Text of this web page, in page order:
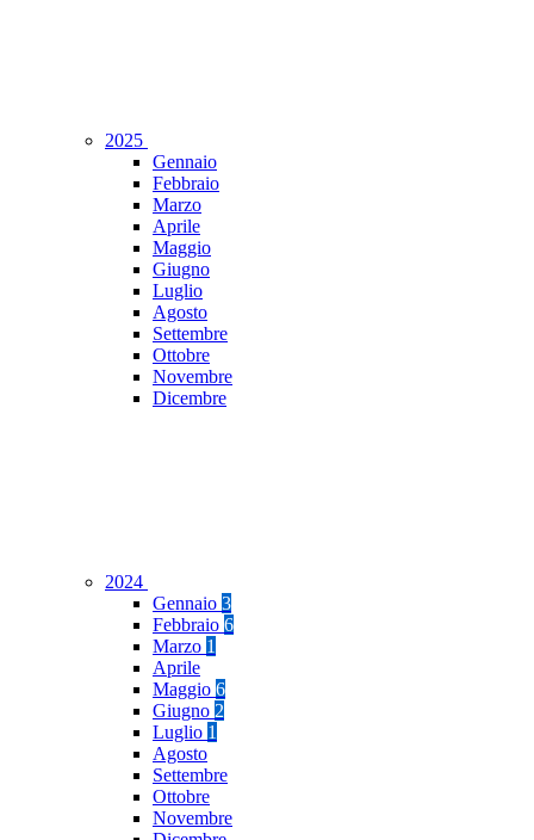
2025
Gennaio
Febbraio
Marzo
Aprile
Maggio
Giugno
Luglio
Agosto
Settembre
Ottobre
Novembre
Dicembre
2024
Gennaio 3
Febbraio 6
Marzo 1
Aprile
Maggio 6
Giugno 2
Luglio 1
Agosto
Settembre
Ottobre
Novembre